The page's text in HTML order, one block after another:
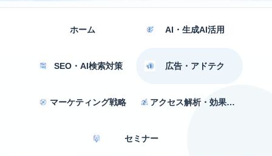
ホーム AI・生成AI活用
SEO・AI検索対策 広告・アドテク
マーケティング戦略 アクセス解析・効果測定
セミナー